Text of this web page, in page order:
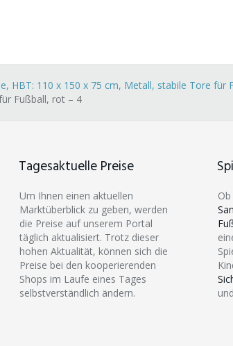
HBT: 110 x 150 x 75 cm, Metall, stabile Tore für
Fußball, rot – 4
Tagesaktuelle Preise
Um Ihnen einen aktuellen
Marktüberblick zu geben, werden
die Preise auf unserem Portal
täglich aktualisiert. Trotz dieser
hohen Aktualität, können sich die
Preise bei den kooperierenden
Shops im Laufe eines Tages
selbstverständlich ändern.